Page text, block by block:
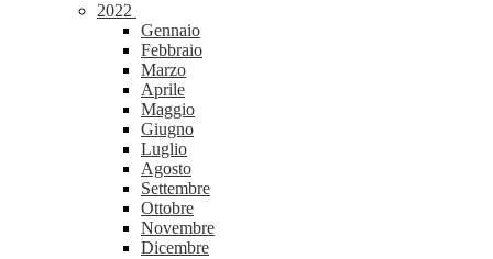
2022
Gennaio
Febbraio
Marzo
Aprile
Maggio
Giugno
Luglio
Agosto
Settembre
Ottobre
Novembre
Dicembre